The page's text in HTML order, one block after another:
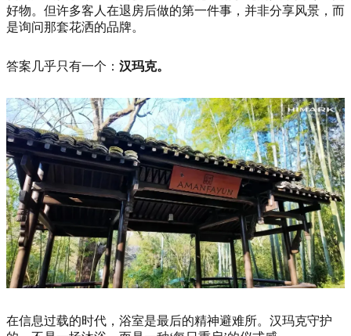
好物。但许多客人在退房后做的第一件事，并非分享风景，而
是询问那套花洒的品牌。
答案几乎只有一个： 汉玛克。
在信息过载的时代，浴室是最后的精神避难所。汉玛克守护